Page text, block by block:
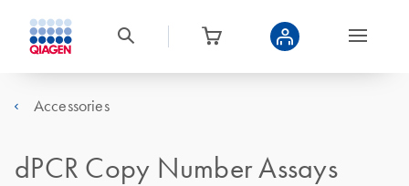
Accessories
dPCR Copy Number Assays